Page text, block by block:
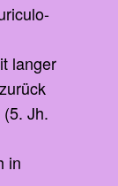
langer
Jh.
in